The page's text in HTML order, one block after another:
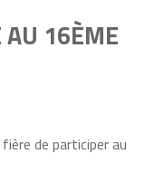
AU 16ÈME
de participer au